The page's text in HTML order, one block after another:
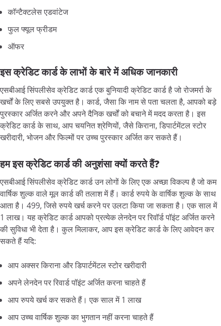
कॉन्टैक्टलेसएडवांटेज
फुलफ्यूलफ्रीडम
ऑफर
इस क्रेडिट कार्ड के लाभों के बारे में अधिक जानकारी
एसबीआईसिंपलीसेवक्रेडिटकार्डएकबुनियादीक्रेडिटकार्डहैजोरोजमर्राके
खर्चोंकेलिएसबसेउपयुक्तहै। कार्ड, जैसाकिनामसेपताचलताहै, आपकोबड़े
पुरस्कारअर्जितकरनेऔरअपनेदैनिकखर्चोंकोबचानेमेंमददकरताहै। इस
क्रेडिटकार्डकेसाथ, आपचयनितश्रेणियों, जैसेकिराना, डिपार्टमेंटलस्टोर
खरीदारी, भोजनऔरफिल्मोंपरउच्चपुरस्कारअर्जितकरसकतेहैं।
हम इस क्रेडिट कार्ड की अनुशंसा क्यों करते हैं?
एसबीआईसिंपलीसेवक्रेडिटकार्डउनलोगोंकेलिएएकअच्छाविकल्पहैजोकम
वार्षिकशुल्कवालेमूलकार्डकीतलाशमेंहैं। कार्डरुपयेकेवार्षिकशुल्ककेसाथ
आताहै। 499, जिसेरुपयेखर्चकरनेपरउलटाकियाजासकताहै। एकसालमें
1 लाख। यहक्रेडिटकार्डआपकोप्रत्येकलेनदेनपररिवॉर्डपॉइंटअर्जितकरने
कीसुविधाभीदेताहै। कुलमिलाकर, आपइसक्रेडिटकार्डकेलिएआवेदनकर
सकतेहैंयदि:
आपअक्सरकिरानाऔरडिपार्टमेंटलस्टोरखरीदारी
अपनेलेनदेनपररिवार्डपॉइंटअर्जितकरनाचाहतेहैं
आपरुपयेखर्चकरसकतेहैं। एकसालमें1 लाख
आपउच्चवार्षिकशुल्ककाभुगताननहींकरनाचाहतेहैं